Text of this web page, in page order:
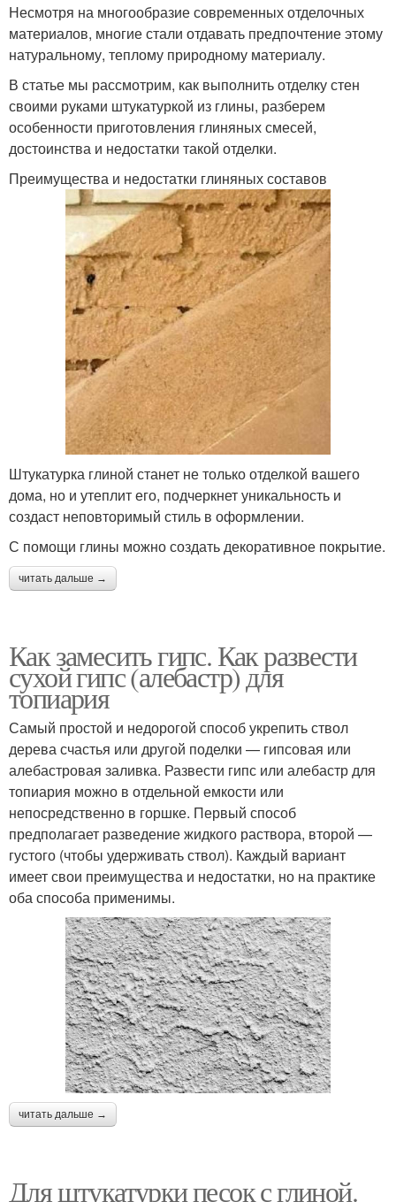
Несмотря на многообразие современных отделочных
материалов, многие стали отдавать предпочтение этому
натуральному, теплому природному материалу.
В статье мы рассмотрим, как выполнить отделку стен
своими руками штукатуркой из глины, разберем
особенности приготовления глиняных смесей,
достоинства и недостатки такой отделки.
Преимущества и недостатки глиняных составов
Штукатурка глиной станет не только отделкой вашего
дома, но и утеплит его, подчеркнет уникальность и
создаст неповторимый стиль в оформлении.
С помощи глины можно создать декоративное покрытие.
читать дальше →
Как замесить гипс. Как развести
сухой гипс (алебастр) для
топиария
Самый простой и недорогой способ укрепить ствол
дерева счастья или другой поделки — гипсовая или
алебастровая заливка. Развести гипс или алебастр для
топиария можно в отдельной емкости или
непосредственно в горшке. Первый способ
предполагает разведение жидкого раствора, второй —
густого (чтобы удерживать ствол). Каждый вариант
имеет свои преимущества и недостатки, но на практике
оба способа применимы.
читать дальше →
Для штукатурки песок с глиной.